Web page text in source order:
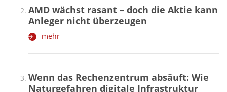
AMD wächst rasant – doch die Aktie kann
Anleger nicht überzeugen
mehr
Wenn das Rechenzentrum absäuft: Wie
Naturgefahren digitale Infrastruktur